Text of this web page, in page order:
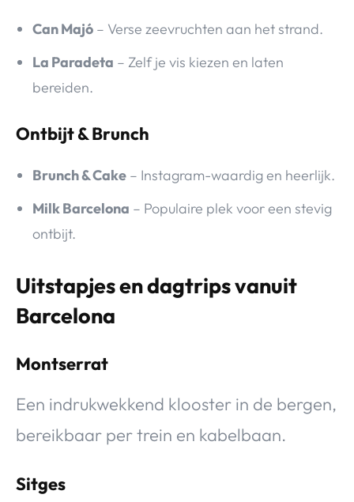
Can Majó – Verse zeevruchten aan het strand.
La Paradeta – Zelf je vis kiezen en laten
bereiden.
Ontbijt & Brunch
Brunch & Cake – Instagram-waardig en heerlijk.
Milk Barcelona – Populaire plek voor een stevig
ontbijt.
Uitstapjes en dagtrips vanuit
Barcelona
Montserrat
Een indrukwekkend klooster in de bergen,
bereikbaar per trein en kabelbaan.
Sitges